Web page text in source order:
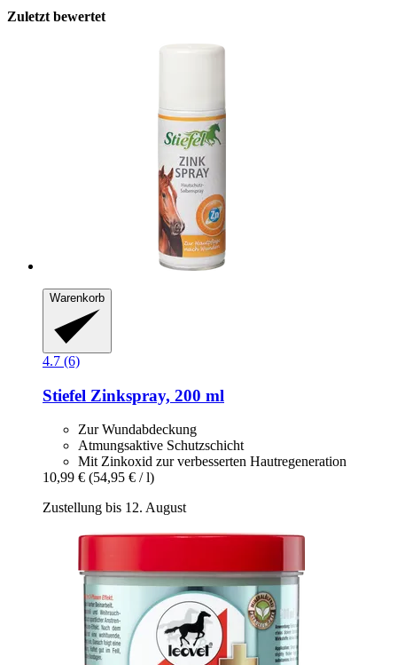
Zuletzt bewertet
Warenkorb
4.7 (6)
Stiefel Zinkspray, 200 ml
Zur Wundabdeckung
Atmungsaktive Schutzschicht
Mit Zinkoxid zur verbesserten Hautregeneration
10,99 € (54,95 € / l)
Zustellung bis 12. August